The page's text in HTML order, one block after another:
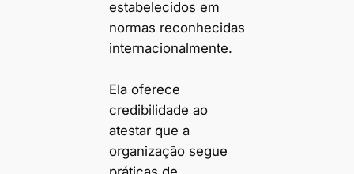
estabelecidos em
normas reconhecidas
internacionalmente.
Ela oferece
credibilidade ao
atestar que a
organização segue